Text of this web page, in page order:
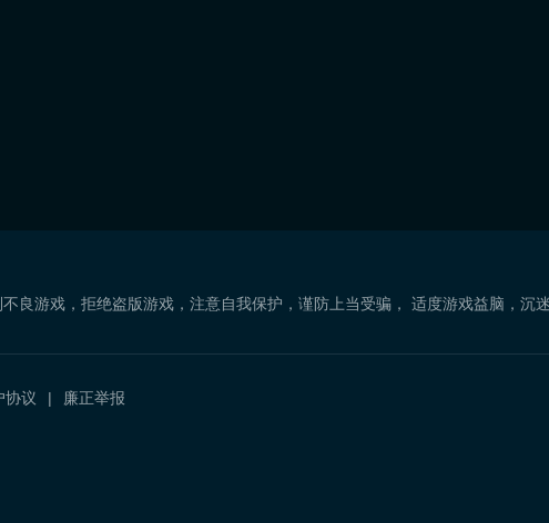
良游戏，拒绝盗版游戏，注意自我保护，谨防上当受骗， 适度游戏益脑，沉
协议 廉正举报